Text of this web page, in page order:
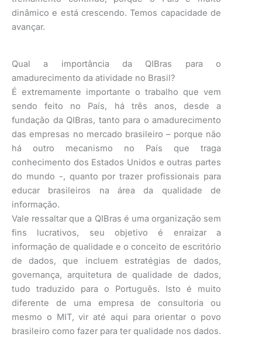
dinâmico e está crescendo. Temos capacidade de
avançar.
Qual a importância da QIBras para o
amadurecimento da atividade no Brasil?
É extremamente importante o trabalho que vem
sendo feito no País, há três anos, desde a
fundação da QIBras, tanto para o amadurecimento
das empresas no mercado brasileiro – porque não
há outro mecanismo no País que traga
conhecimento dos Estados Unidos e outras partes
do mundo -, quanto por trazer profissionais para
educar brasileiros na área da qualidade de
informação.
Vale ressaltar que a QIBras é uma organização sem
fins lucrativos, seu objetivo é enraizar a
informação de qualidade e o conceito de escritório
de dados, que incluem estratégias de dados,
governança, arquitetura de qualidade de dados,
tudo traduzido para o Português. Isto é muito
diferente de uma empresa de consultoria ou
mesmo o MIT, vir até aqui para orientar o povo
brasileiro como fazer para ter qualidade nos dados.